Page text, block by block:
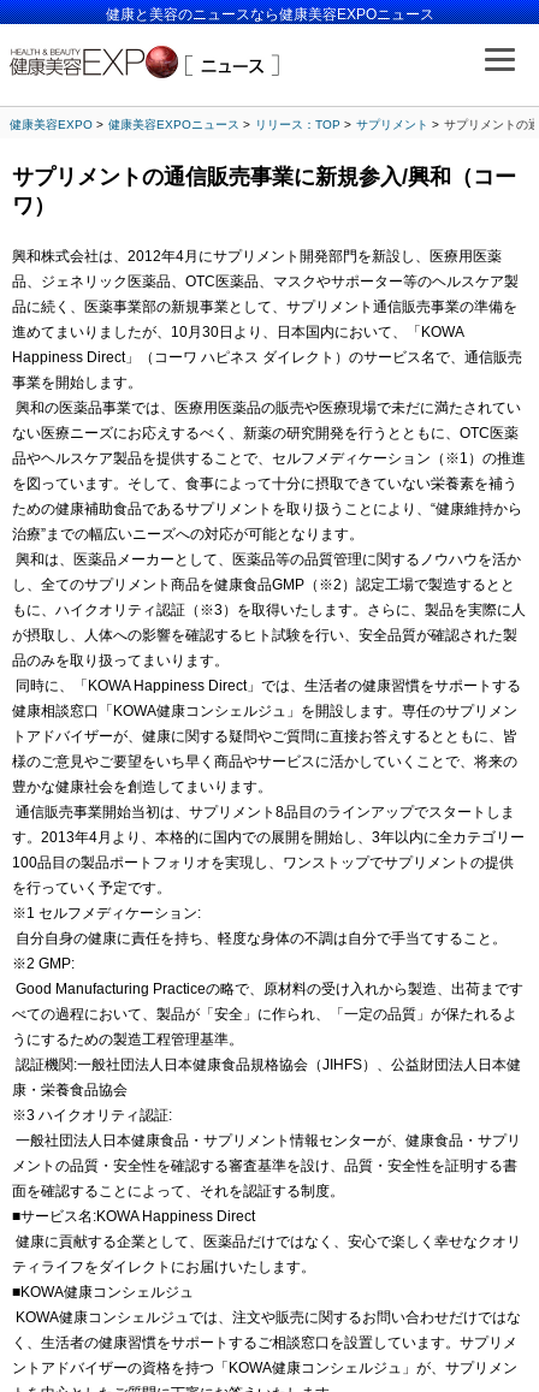
健康と美容のニュースなら健康美容EXPOニュース
健康美容EXPO 健康美容EXPOニュース リリース：TOP サプリメント サプリメントの
サプリメントの通信販売事業に新規参入/興和（コー
ワ）
興和株式会社は、2012年4月にサプリメント開発部門を新設し、医療用医薬
品、ジェネリック医薬品、OTC医薬品、マスクやサポーター等のヘルスケア製
品に続く、医薬事業部の新規事業として、サプリメント通信販売事業の準備を
進めてまいりましたが、10月30日より、日本国内において、「KOWA
Happiness Direct」（コーワ ハピネス ダイレクト）のサービス名で、通信販売
事業を開始します。
興和の医薬品事業では、医療用医薬品の販売や医療現場で未だに満たされてい
ない医療ニーズにお応えするべく、新薬の研究開発を行うとともに、OTC医薬
品やヘルスケア製品を提供することで、セルフメディケーション（※1）の推進
を図っています。そして、食事によって十分に摂取できていない栄養素を補う
ための健康補助食品であるサプリメントを取り扱うことにより、“健康維持から
治療”までの幅広いニーズへの対応が可能となります。
興和は、医薬品メーカーとして、医薬品等の品質管理に関するノウハウを活か
し、全てのサプリメント商品を健康食品GMP（※2）認定工場で製造するとと
もに、ハイクオリティ認証（※3）を取得いたします。さらに、製品を実際に人
が摂取し、人体への影響を確認するヒト試験を行い、安全品質が確認された製
品のみを取り扱ってまいります。
同時に、「KOWA Happiness Direct」では、生活者の健康習慣をサポートする
健康相談窓口「KOWA健康コンシェルジュ」を開設します。専任のサプリメン
トアドバイザーが、健康に関する疑問やご質問に直接お答えするとともに、皆
様のご意見やご要望をいち早く商品やサービスに活かしていくことで、将来の
豊かな健康社会を創造してまいります。
通信販売事業開始当初は、サプリメント8品目のラインアップでスタートしま
す。2013年4月より、本格的に国内での展開を開始し、3年以内に全カテゴリー
100品目の製品ポートフォリオを実現し、ワンストップでサプリメントの提供
を行っていく予定です。
※1 セルフメディケーション:
自分自身の健康に責任を持ち、軽度な身体の不調は自分で手当てすること。
※2 GMP:
Good Manufacturing Practiceの略で、原材料の受け入れから製造、出荷まです
べての過程において、製品が「安全」に作られ、「一定の品質」が保たれるよ
うにするための製造工程管理基準。
認証機関:一般社団法人日本健康食品規格協会（JIHFS）、公益財団法人日本健
康・栄養食品協会
※3 ハイクオリティ認証:
一般社団法人日本健康食品・サプリメント情報センターが、健康食品・サプリ
メントの品質・安全性を確認する審査基準を設け、品質・安全性を証明する書
面を確認することによって、それを認証する制度。
■サービス名:KOWA Happiness Direct
健康に貢献する企業として、医薬品だけではなく、安心で楽しく幸せなクオリ
ティライフをダイレクトにお届けいたします。
■KOWA健康コンシェルジュ
KOWA健康コンシェルジュでは、注文や販売に関するお問い合わせだけではな
く、生活者の健康習慣をサポートするご相談窓口を設置しています。サプリメ
ントアドバイザーの資格を持つ「KOWA健康コンシェルジュ」が、サプリメン